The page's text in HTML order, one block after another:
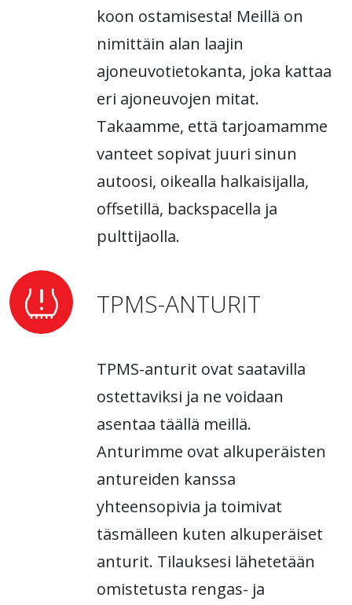
koon ostamisesta! Meillä on
nimittäin alan laajin
ajoneuvotietokanta, joka kattaa
eri ajoneuvojen mitat.
Takaamme, että tarjoamamme
vanteet sopivat juuri sinun
autoosi, oikealla halkaisijalla,
offsetillä, backspacella ja
pulttijaolla.
TPMS-ANTURIT
TPMS-anturit ovat saatavilla
ostettaviksi ja ne voidaan
asentaa täällä meillä.
Anturimme ovat alkuperäisten
antureiden kanssa
yhteensopivia ja toimivat
täsmälleen kuten alkuperäiset
anturit. Tilauksesi lähetetään
omistetusta rengas- ja